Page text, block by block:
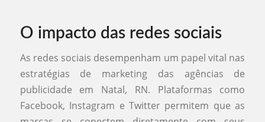
O impacto das redes sociais
As redes sociais desempenham um papel vital nas
estratégias de marketing das agências de
publicidade em Natal, RN. Plataformas como
Facebook, Instagram e Twitter permitem que as